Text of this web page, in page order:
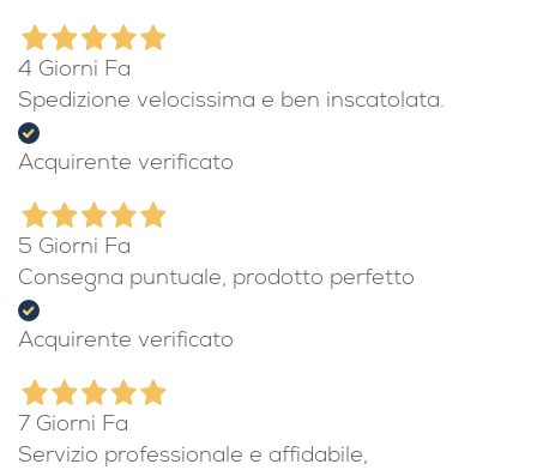
4 Giorni Fa
Spedizione velocissima e ben inscatolata.
Acquirente verificato
5 Giorni Fa
Consegna puntuale, prodotto perfetto
Acquirente verificato
7 Giorni Fa
Servizio professionale e affidabile,